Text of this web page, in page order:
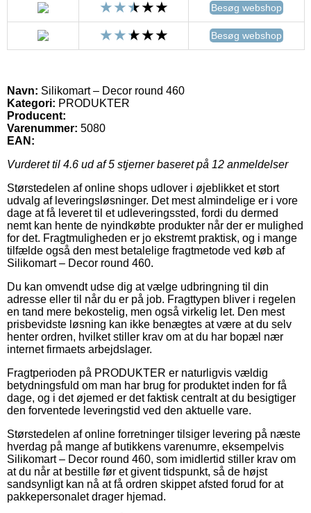
Besøg webshop
Besøg webshop
Navn: Silikomart – Decor round 460
Kategori: PRODUKTER
Producent:
Varenummer: 5080
EAN:
Vurderet til 4.6 ud af 5 stjerner baseret på 12 anmeldelser
Størstedelen af online shops udlover i øjeblikket et stort
udvalg af leveringsløsninger. Det mest almindelige er i vore
dage at få leveret til et udleveringssted, fordi du dermed
nemt kan hente de nyindkøbte produkter når der er mulighed
for det. Fragtmuligheden er jo ekstremt praktisk, og i mange
tilfælde også den mest betalelige fragtmetode ved køb af
Silikomart – Decor round 460.
Du kan omvendt udse dig at vælge udbringning til din
adresse eller til når du er på job. Fragttypen bliver i regelen
en tand mere bekostelig, men også virkelig let. Den mest
prisbevidste løsning kan ikke benægtes at være at du selv
henter ordren, hvilket stiller krav om at du har bopæl nær
internet firmaets arbejdslager.
Fragtperioden på PRODUKTER er naturligvis vældig
betydningsfuld om man har brug for produktet inden for få
dage, og i det øjemed er det faktisk centralt at du besigtiger
den forventede leveringstid ved den aktuelle vare.
Størstedelen af online forretninger tilsiger levering på næste
hverdag på mange af butikkens varenumre, eksempelvis
Silikomart – Decor round 460, som imidlertid stiller krav om
at du når at bestille før et givent tidspunkt, så de højst
sandsynligt kan nå at få ordren skippet afsted forud for at
pakkepersonalet drager hjemad.